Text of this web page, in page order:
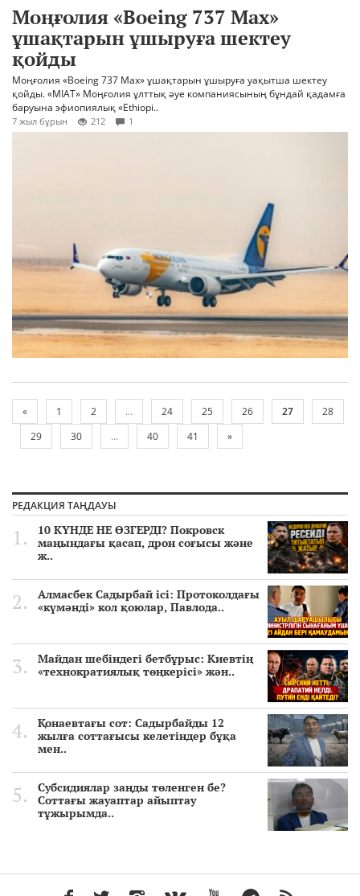
Моңғолия «Boeing 737 Max»
ұшақтарын ұшыруға шектеу
қойды
Моңғолия «Boeing 737 Max» ұшақтарын ұшыруға уақытша шектеу
қойды. «MIAT» Моңғолия ұлттық әуе компаниясының бұндай қадамға
баруына эфиопиялық «Ethiopi..
7 жыл бұрын 212 1
« 1 2 ... 24 25 26 27
28
29
30 ... 40 41 »
РЕДАКЦИЯ ТАҢДАУЫ
10 КҮНДЕ НЕ ӨЗГЕРДІ? Покровск
маңындағы қасап, дрон соғысы және
ж..
Алмасбек Садырбай ісі: Протоколдағы
«күмәнді» кол қоюлар, Павлода..
Майдан шебіндегі бетбұрыс: Киевтің
«технократиялық төңкерісі» жән..
Қонаевтағы сот: Садырбайды 12
жылға соттағысы келетіндер бұқа
мен..
Субсидиялар заңды төленген бе?
Соттағы жауаптар айыптау
тұжырымда..